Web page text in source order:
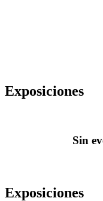
Exposiciones
Sin
Exposiciones